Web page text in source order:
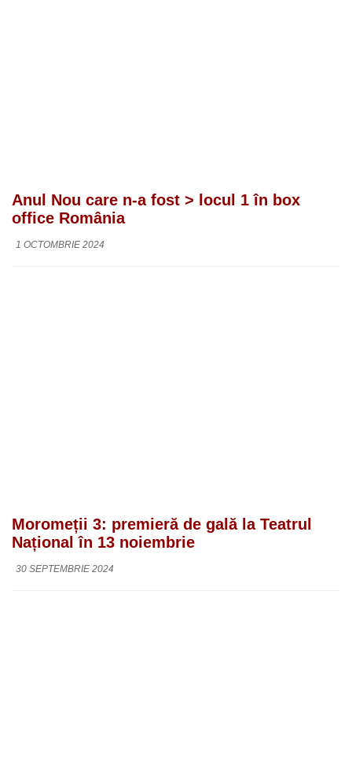
Anul Nou care n-a fost > locul 1 în box
office România
1 OCTOMBRIE 2024
Moromeții 3: premieră de gală la Teatrul
Național în 13 noiembrie
30 SEPTEMBRIE 2024